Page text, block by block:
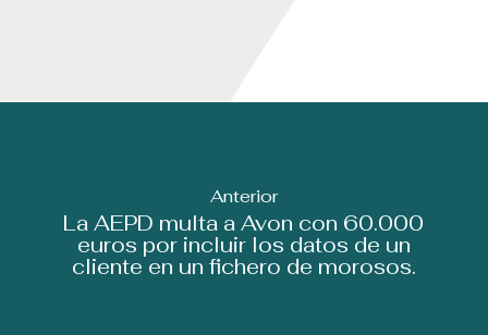
Anterior
La AEPD multa a Avon con 60.000
euros por incluir los datos de un
cliente en un fichero de morosos.